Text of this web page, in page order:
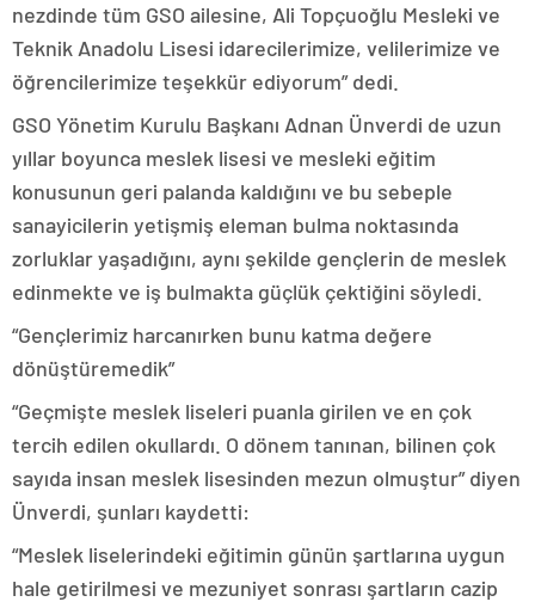
nezdinde tüm GSO ailesine, Ali Topçuoğlu Mesleki ve
Teknik Anadolu Lisesi idarecilerimize, velilerimize ve
öğrencilerimize teşekkür ediyorum” dedi.
GSO Yönetim Kurulu Başkanı Adnan Ünverdi de uzun
yıllar boyunca meslek lisesi ve mesleki eğitim
konusunun geri palanda kaldığını ve bu sebeple
sanayicilerin yetişmiş eleman bulma noktasında
zorluklar yaşadığını, aynı şekilde gençlerin de meslek
edinmekte ve iş bulmakta güçlük çektiğini söyledi.
“Gençlerimiz harcanırken bunu katma değere
dönüştüremedik”
“Geçmişte meslek liseleri puanla girilen ve en çok
tercih edilen okullardı. O dönem tanınan, bilinen çok
sayıda insan meslek lisesinden mezun olmuştur” diyen
Ünverdi, şunları kaydetti:
“Meslek liselerindeki eğitimin günün şartlarına uygun
hale getirilmesi ve mezuniyet sonrası şartların cazip